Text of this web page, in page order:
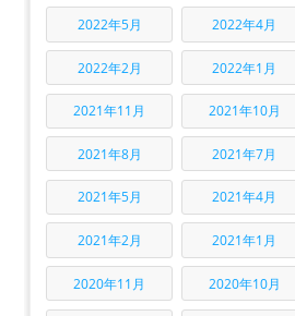
2022年5月 2022年4月
2022年2月 2022年1月
2021年11月 2021年10月
2021年8月 2021年7月
2021年5月 2021年4月
2021年2月 2021年1月
2020年11月 2020年10月